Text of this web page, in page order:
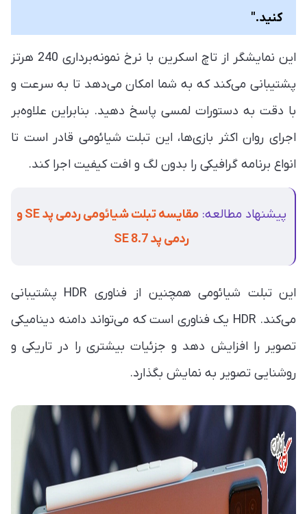
کنید."
این نمایشگر از تاچ اسکرین با نرخ نمونه‌برداری 240 هرتز
پشتیبانی می‌کند که به شما امکان می‌دهد تا به سرعت و
با دقت به دستورات لمسی پاسخ دهید. بنابراین علاوه‌بر
اجرای روان اکثر بازی‌ها، این تبلت شیائومی قادر است تا
انواع برنامه گرافیکی را بدون لگ و افت کیفیت اجرا کند.
پیشنهاد مطالعه:
مقایسه تبلت شیائومی ردمی پد SE و
ردمی پد SE 8.7
این تبلت شیائومی همچنین از فناوری HDR پشتیبانی
می‌کند. HDR یک فناوری است که می‌تواند دامنه دینامیکی
تصویر را افزایش دهد و جزئیات بیشتری را در تاریکی و
روشنایی تصویر به نمایش بگذارد.